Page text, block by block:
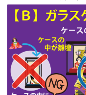
第56回人形供養祭
第55回人形供養
第54回人形供養
第53回人形供養
第52回人形供養